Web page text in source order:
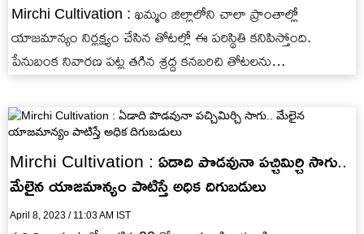
Mirchi Cultivation : ఖమ్మం జిల్లాలోని చాలా ప్రాంతాల్లో
యాజమాన్యం నిర్లక్ష్యం చేసిన తోటల్లో ఈ పరిస్థితి కనిపిస్తోంది.
పేనుబంక నివారణ పట్ల తగిన శ్రద్ద కనబరిచి తోటలను
Mirchi Cultivation : ఏడాది పొడవునా పచ్చిమిర్చి సాగు..
మేలైన యాజమాన్యం పాటిస్తే అధిక దిగుబడులు
April 8, 2023 / 11:03 AM IST